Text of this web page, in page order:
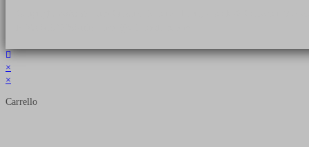
×
×
Carrello